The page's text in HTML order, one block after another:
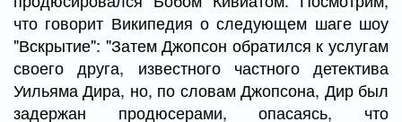
что говорит Википедия о следующем шаге шоу
"Вскрытие": "Затем Джопсон обратился к услугам
своего друга, известного частного детектива
Уильяма Дира, но, по словам Джопсона, Дир был
задержан продюсерами, опасаясь, что